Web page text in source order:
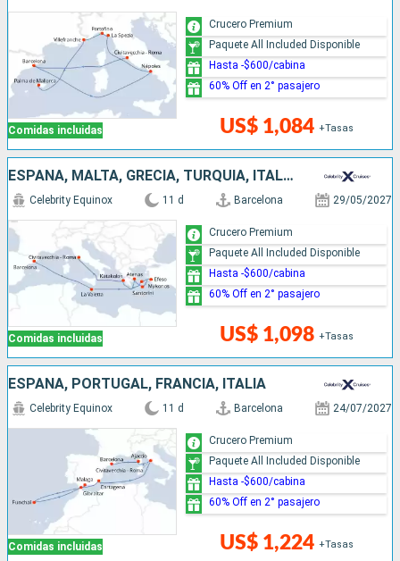
Comidas incluidas US$ 1,084 +Tasas
Crucero Premium
Paquete All Included Disponible
Hasta -$600/cabina
60% Off en 2° pasajero
ESPAÑA, MALTA, GRECIA, TURQUÍA, ITALIA
Comidas incluidas
Celebrity Equinox 11 d Barcelona 29/05/2027
US$ 1,098 +Tasas
Crucero Premium
Paquete All Included Disponible
Hasta -$600/cabina
60% Off en 2° pasajero
ESPAÑA, PORTUGAL, FRANCIA, ITALIA
Comidas incluidas
Celebrity Equinox 11 d Barcelona 24/07/2027
US$ 1,224 +Tasas
Crucero Premium
Paquete All Included Disponible
Hasta -$600/cabina
60% Off en 2° pasajero